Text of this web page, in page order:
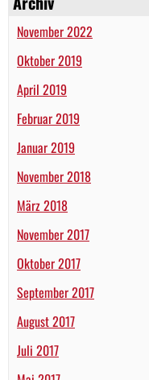
November 2022
Oktober 2019
April 2019
Februar 2019
Januar 2019
November 2018
März 2018
November 2017
Oktober 2017
September 2017
August 2017
Juli 2017